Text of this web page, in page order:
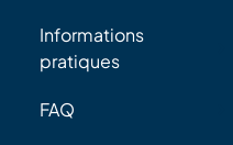
Informations
pratiques
FAQ